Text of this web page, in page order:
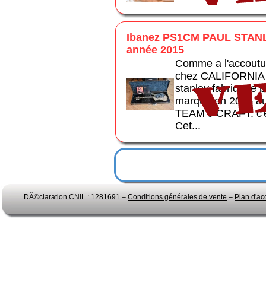
Ibanez PS1CM PAUL
année 2015
Comme a
chez
stanley fabriquée
marque en 2015
TEAM J CRAFT.
Cet...
DÃ©claration CNIL : 1281691 – Conditions générales de vente – Plan